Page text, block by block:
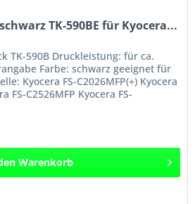
TK-590BE für Kyocera...
TK-590B Druckleistung: für ca.
Farbe: schwarz geeignet für
Kyocera FS-C2026MFP(+) Kyocera
FS-C2526MFP Kyocera FS-
Warenkorb